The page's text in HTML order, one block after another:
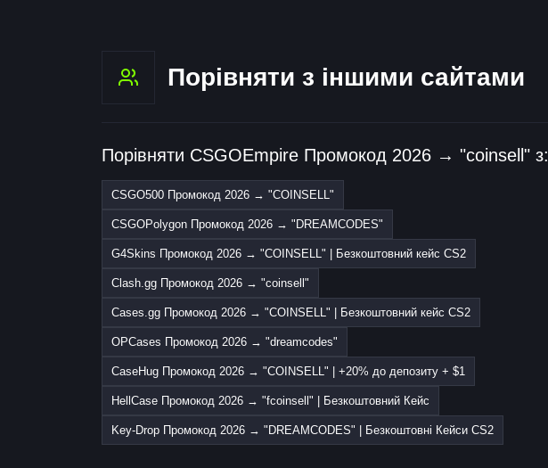
Порівняти з іншими сайтами
Порівняти CSGOEmpire Промокод 2026 → "coinsell" з:
CSGO500 Промокод 2026 → "COINSELL"
CSGOPolygon Промокод 2026 → "DREAMCODES"
G4Skins Промокод 2026 → "COINSELL" | Безкоштовний кейс CS2
Clash.gg Промокод 2026 → "coinsell"
Cases.gg Промокод 2026 → "COINSELL" | Безкоштовний кейс CS2
OPCases Промокод 2026 → "dreamcodes"
CaseHug Промокод 2026 → "COINSELL" | +20% до депозиту + $1
HellCase Промокод 2026 → "fcoinsell" | Безкоштовний Кейс
Key-Drop Промокод 2026 → "DREAMCODES" | Безкоштовні Кейси CS2